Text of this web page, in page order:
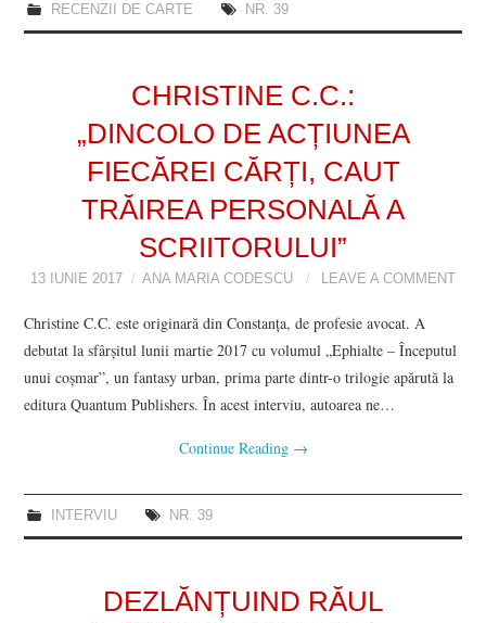
RECENZII DE CARTE NR. 39
CHRISTINE C.C.:
„DINCOLO DE ACȚIUNEA
FIECĂREI CĂRȚI, CAUT
TRĂIREA PERSONALĂ A
SCRIITORULUI”
13 IUNIE 2017 ANA MARIA CODESCU LEAVE A COMMENT
Christine C.C. este originară din Constanţa, de profesie avocat. A
debutat la sfârşitul lunii martie 2017 cu volumul „Ephialte – Începutul
unui coşmar”, un fantasy urban, prima parte dintr-o trilogie apărută la
editura Quantum Publishers. În acest interviu, autoarea ne…
Continue Reading →
INTERVIU NR. 39
DEZLĂNȚUIND RĂUL